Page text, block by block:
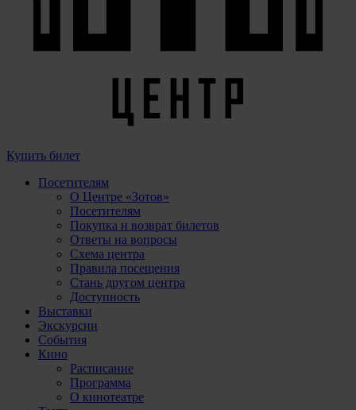
Купить билет
Посетителям
О Центре «Зотов»
Посетителям
Покупка и возврат билетов
Ответы на вопросы
Схема центра
Правила посещения
Стань другом центра
Доступность
Выставки
Экскурсии
События
Кино
Расписание
Программа
О кинотеатре